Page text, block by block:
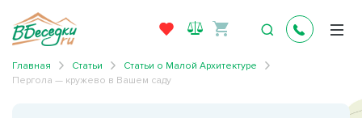
Главная Статьи
Статьи о Малой Архитектуре
Пергола — кружево в Вашем саду